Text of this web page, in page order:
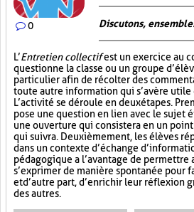
0 Discutons,
L’Entretien collectifest un exercice au
questionne la classe ou un groupe
particulier afin de récolter des
toute autre information qui s’avère utile
L’activité se déroule en deux étapes.
pose une question en lien avec le sujet
une ouverture qui consistera en un
qui suivra. Deuxièmement, les élèves
dans un contexte d’échange
pédagogique a l’avantage de permettre
s’exprimer de manière spontanée pour
et d’autre part, d’enrichir leur réflexion
des autres.